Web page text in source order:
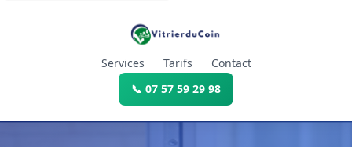
Services Tarifs
Contact
📞 07 57 59 29 98